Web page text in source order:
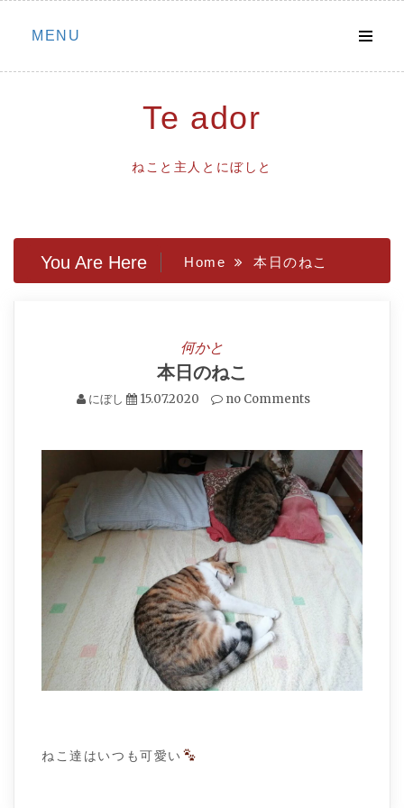
Skip
MENU
Te ador
ねこと主人とにぼしと
You Are Here Home 本日のねこ
何かと
本日のねこ
にぼし 15.07.2020 no Comments
ねこ達はいつも可愛い